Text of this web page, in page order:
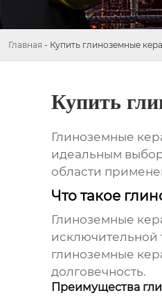
Главная - Купить глиноземные
Купить
Глиноземные
идеальным
области
Что такое
Глиноземные
исключительной
глиноземные
долговечность.
Преимущества